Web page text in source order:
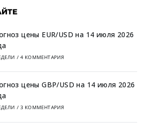
цены EUR/USD на 14 июля 2026
/ 4 КОММЕНТАРИЯ
цены GBP/USD на 14 июля 2026
/ 3 КОММЕНТАРИЯ